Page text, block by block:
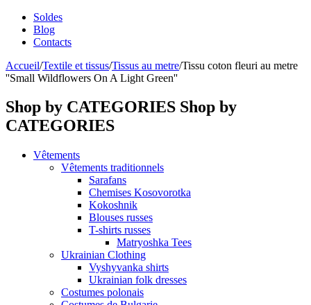
Soldes
Blog
Contacts
Accueil/Textile et tissus/Tissus au metre/Tissu coton fleuri au metre
''Small Wildflowers On A Light Green''
Shop by CATEGORIES Shop by
CATEGORIES
Vêtements
Vêtements traditionnels
Sarafans
Chemises Kosovorotka
Kokoshnik
Blouses russes
T-shirts russes
Matryoshka Tees
Ukrainian Clothing
Vyshyvanka shirts
Ukrainian folk dresses
Costumes polonais